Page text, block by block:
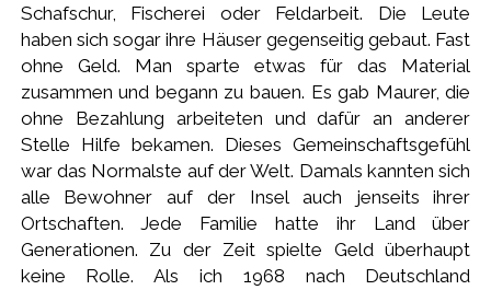
Schafschur, Fischerei oder Feldarbeit. Die Leute
haben sich sogar ihre Häuser gegenseitig gebaut. Fast
ohne Geld. Man sparte etwas für das Material
zusammen und begann zu bauen. Es gab Maurer, die
ohne Bezahlung arbeiteten und dafür an anderer
Stelle Hilfe bekamen. Dieses Gemeinschaftsgefühl
war das Normalste auf der Welt. Damals kannten sich
alle Bewohner auf der Insel auch jenseits ihrer
Ortschaften. Jede Familie hatte ihr Land über
Generationen. Zu der Zeit spielte Geld überhaupt
keine Rolle. Als ich 1968 nach Deutschland